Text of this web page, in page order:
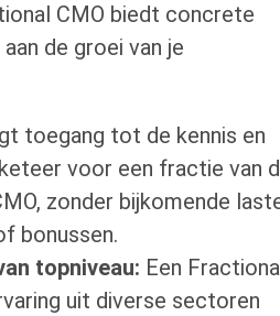
CMO biedt concrete
de groei van je
toegang tot de kennis en
voor een fractie van
zonder bijkomende
bonussen.
topniveau: Een
uit diverse sectoren